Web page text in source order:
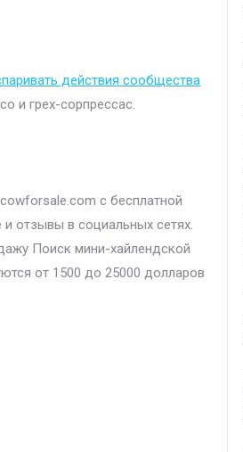
действия сообщества
и грех-сорпрессас.
с бесплатной
отзывы в социальных сетях.
Поиск мини-хайлендской
от 1500 до 25000 долларов